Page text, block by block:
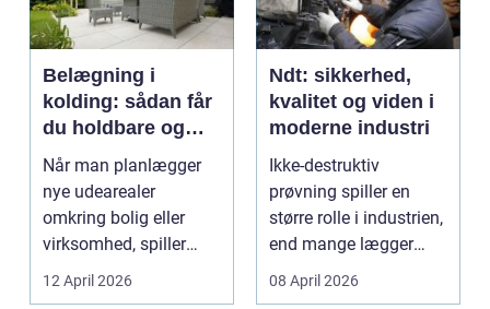
Belægning i
kolding: sådan får
du holdbare og
flotte udearealer
Når man planlægger
nye udearealer
omkring bolig eller
virksomhed, spiller
belægningen en helt
centra...
12 April 2026
Ndt: sikkerhed,
kvalitet og viden i
moderne industri
Ikke-destruktiv
prøvning spiller en
større rolle i industrien,
end mange lægger
mærke til i hverdage...
08 April 2026